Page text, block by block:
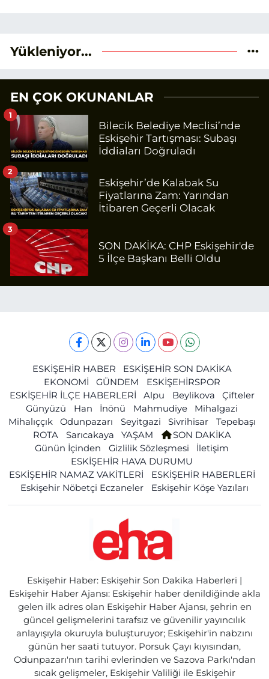
Yükleniyor...
EN ÇOK OKUNANLAR
Bilecik Belediye Meclisi’nde
Eskişehir Tartışması: Subaşı
İddiaları Doğruladı
1
Eskişehir’de Kalabak Su
Fiyatlarına Zam: Yarından
İtibaren Geçerli Olacak
2
SON DAKİKA: CHP Eskişehir'de
5 İlçe Başkanı Belli Oldu
3
ESKİŞEHİR HABER
ESKİŞEHİR SON DAKİKA
EKONOMİ
GÜNDEM
ESKİŞEHİRSPOR
ESKİŞEHİR İLÇE HABERLERİ
Alpu Beylikova
Çifteler
Günyüzü
Han İnönü Mahmudiye
Mihalgazi
Mihalıççık
Odunpazarı Seyitgazi Sivrihisar
Tepebaşı
ROTA
Sarıcakaya YAŞAM
SON DAKİKA
Günün İçinden
Gizlilik Sözleşmesi
İletişim
ESKİŞEHİR HAVA DURUMU
ESKİŞEHİR NAMAZ VAKİTLERİ
ESKİŞEHİR HABERLERİ
Eskişehir Nöbetçi Eczaneler
Eskişehir Köşe Yazıları
Eskişehir Haber: Eskişehir Son Dakika Haberleri |
Eskişehir Haber Ajansı: Eskişehir haber denildiğinde akla
gelen ilk adres olan Eskişehir Haber Ajansı, şehrin en
güncel gelişmelerini tarafsız ve güvenilir yayıncılık
anlayışıyla okuruyla buluşturuyor; Eskişehir'in nabzını
günün her saati tutuyor. Porsuk Çayı kıyısından,
Odunpazarı'nın tarihi evlerinden ve Sazova Parkı'ndan
sıcak gelişmeler, Eskişehir Valiliği ile Eskişehir